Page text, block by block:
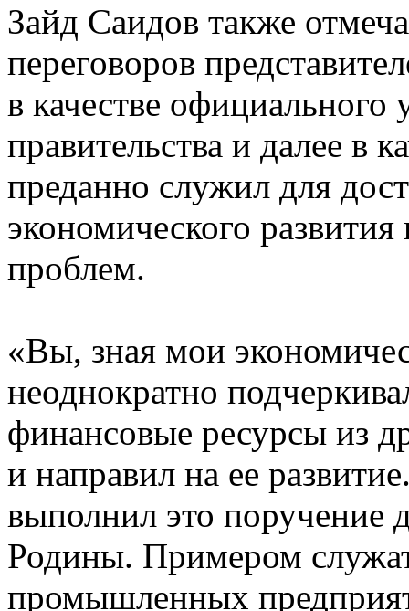
Зайд Саидов также
переговоров
в качестве официального
правительства и далее в
преданно служил для
экономического
проблем.
«Вы, зная мои
неоднократно
финансовые ресурсы из
и направил на ее
выполнил это поручение
Родины. Примером
промышленных